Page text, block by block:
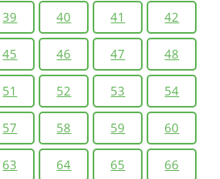
39 40 41 42
45 46 47 48
51 52 53 54
57 58 59 60
63 64 65 66